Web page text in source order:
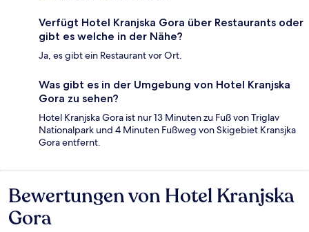
Verfügt Hotel Kranjska Gora über Restaurants oder
gibt es welche in der Nähe?
Ja, es gibt ein Restaurant vor Ort.
Was gibt es in der Umgebung von Hotel Kranjska
Gora zu sehen?
Hotel Kranjska Gora ist nur 13 Minuten zu Fuß von Triglav
Nationalpark und 4 Minuten Fußweg von Skigebiet Kransjka
Gora entfernt.
Bewertungen
Bewertungen von Hotel Kranjska
Gora